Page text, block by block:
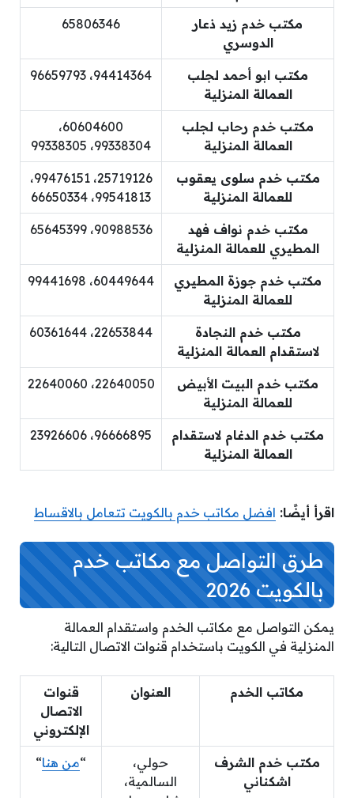
مكتب خدم زيد ذعار
الدوسري
65806346
مكتب ابو أحمد لجلب
العمالة المنزلية
94414364، 96659793
مكتب خدم رحاب لجلب
العمالة المنزلية
60604600،
99338304، 99338305
مكتب خدم سلوى يعقوب
للعمالة المنزلية
25719126، 99476151،
99541813، 66650334
مكتب خدم نواف فهد
المطيري للعمالة المنزلية
90988536، 65645399
مكتب خدم جوزة المطيري
للعمالة المنزلية
60449644، 99441698
مكتب خدم النجادة
لاستقدام العمالة المنزلية
22653844، 60361644
مكتب خدم البيت الأبيض
للعمالة المنزلية
22640050، 22640060
مكتب خدم الدغام لاستقدام
العمالة المنزلية
96666895، 23926606
اقرأ أيضًا: افضل مكاتب خدم بالكويت تتعامل بالاقساط
طرق التواصل مع مكاتب خدم
بالكويت 2026
يمكن التواصل مع مكاتب الخدم واستقدام العمالة
المنزلية في الكويت باستخدام قنوات الاتصال التالية:
مكاتب الخدم العنوان
قنوات
الاتصال
الإلكتروني
مكتب خدم الشرف
اشكناني
حولي،
السالمية،
“من هنا“